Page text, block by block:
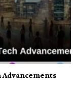
Advancements